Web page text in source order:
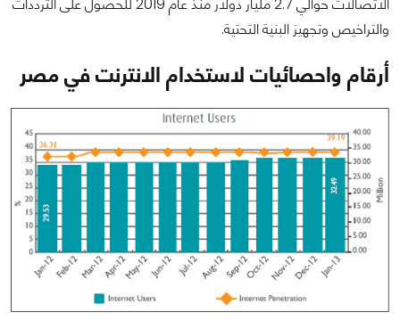
والتراخيص وتجهيز البنية التحتية.
أرقام واحصائيات لاستخدام الانترنت في مصر